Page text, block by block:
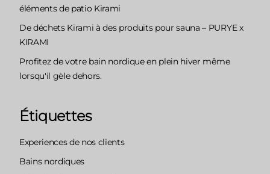
éléments de patio Kirami
De déchets Kirami à des produits pour sauna – PURYE x
KIRAMI
Profitez de votre bain nordique en plein hiver même
lorsqu'il gèle dehors.
Étiquettes
Experiences de nos clients
Bains nordiques